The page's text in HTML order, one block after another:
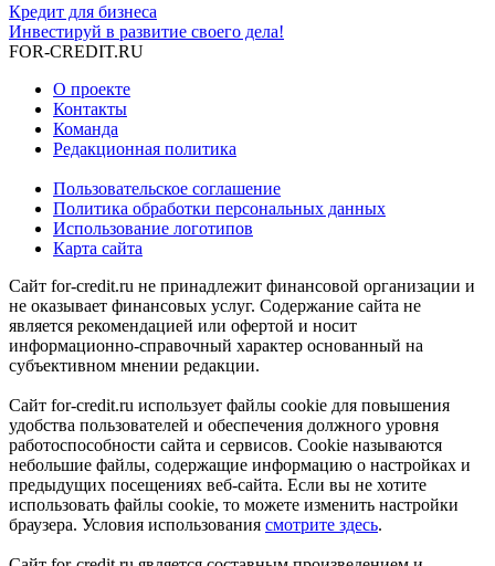
Кредит для бизнеса
Инвестируй в развитие своего дела!
FOR-CREDIT.RU
О проекте
Контакты
Команда
Редакционная политика
Пользовательское соглашение
Политика обработки персональных данных
Использование логотипов
Карта сайта
Сайт for-credit.ru не принадлежит финансовой организации и
не оказывает финансовых услуг. Содержание сайта не
является рекомендацией или офертой и носит
информационно-справочный характер основанный на
субъективном мнении редакции.
Сайт for-credit.ru использует файлы cookie для повышения
удобства пользователей и обеспечения должного уровня
работоспособности сайта и сервисов. Cookie называются
небольшие файлы, содержащие информацию о настройках и
предыдущих посещениях веб-сайта. Если вы не хотите
использовать файлы cookie, то можете изменить настройки
браузера. Условия использования смотрите здесь.